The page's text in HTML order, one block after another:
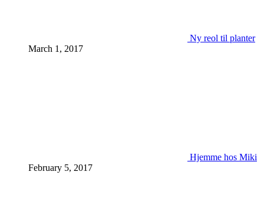
Ny reol til planter
March 1, 2017
Hjemme hos Miki
February 5, 2017